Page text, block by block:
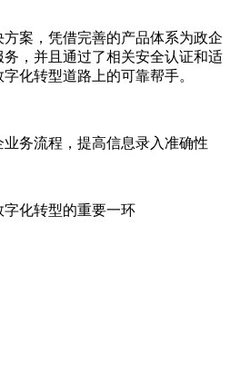
案，凭借完善的产品体系为政企
，并且通过了相关安全认证和适
化转型道路上的可靠帮手。
务流程，提高信息录入准确性
化转型的重要一环